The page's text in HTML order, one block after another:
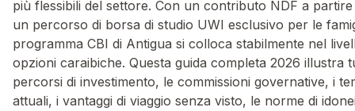
più flessibili del settore. Con un contributo NDF a
un percorso di borsa di studio UWI esclusivo per le
programma CBI di Antigua si colloca stabilmente nel
opzioni caraibiche. Questa guida completa 2026 illustra
percorsi di investimento, le commissioni governative, i
attuali, i vantaggi di viaggio senza visto, le norme di